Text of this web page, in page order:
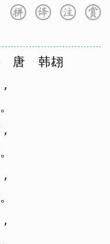
唐 韩翃
,
。
,
。
,
。
,